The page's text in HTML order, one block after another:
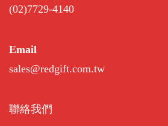
(02)7729-4140
Email
sales@redgift.com.tw
聯絡我們